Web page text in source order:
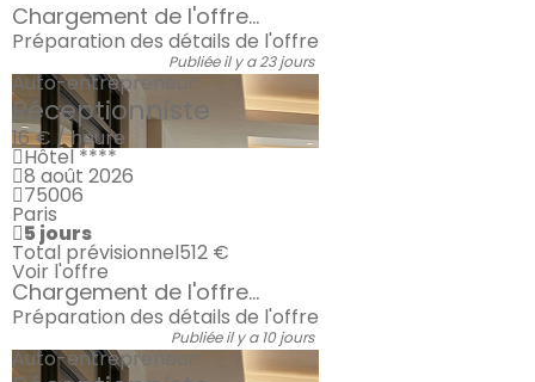
Chargement de l'offre...
Préparation des détails de l'offre
Publiée il y a 23 jours
Auto-entrepreneur
Réceptionniste
16 € / heure
Hôtel ****
8 août 2026
75006
Paris
5 jours
Total prévisionnel512 €
Voir l'offre
Chargement de l'offre...
Préparation des détails de l'offre
Publiée il y a 10 jours
Auto-entrepreneur